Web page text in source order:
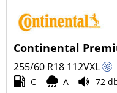
Continental
255/60 R18 112VXL
C A 72